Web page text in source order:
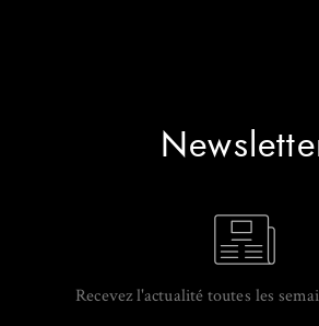
Recevez l'actualité toutes les